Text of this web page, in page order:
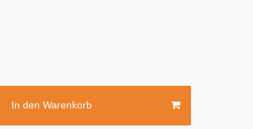
In den Warenkorb